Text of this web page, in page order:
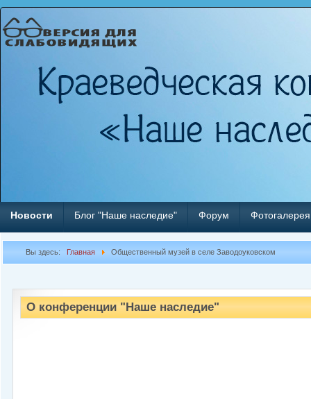
Новости Блог "Наше наследие" Форум Фотогалерея
Вы здесь: Главная Общественный музей в селе Заводоуковском
О конференции "Наше наследие"